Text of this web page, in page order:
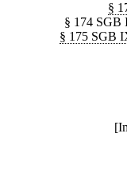
§
§ 174 SGB
§ 175 SGB
[